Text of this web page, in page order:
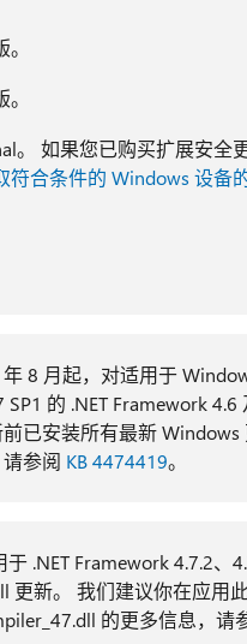
。 如果您已购买扩展安全
符合条件的 Windows 设备
8 月起，对适用于
SP1 的 .NET Framework
已安装所有最新
参阅 KB 4474419。
.NET Framework 4.7.2、
更新。 我们建议你在应用
的更多信息，请